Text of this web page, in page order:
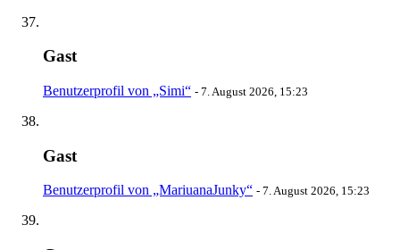
Gast
Benutzerprofil von „Simi“ - 7. August 2026, 15:23
Gast
Benutzerprofil von „MariuanaJunky“ - 7. August 2026, 15:23